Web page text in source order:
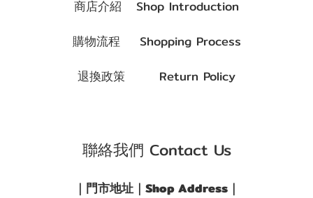
商店介紹 Shop Introduction
購物流程 Shopping Process
退換政策 Return Policy
聯絡我們 Contact Us
｜門市地址｜Shop Address｜